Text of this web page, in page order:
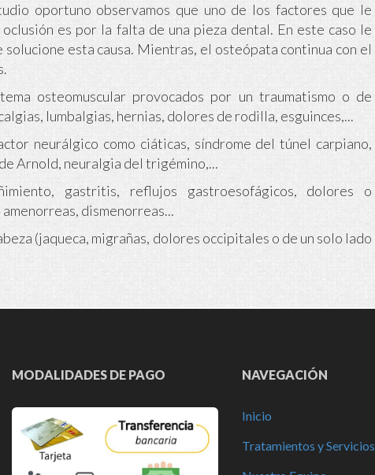
oportuno observamos que uno de los factores que le
es por la falta de una pieza dental. En este caso le
esta causa. Mientras, el osteópata continua con el
osteomuscular provocados por un traumatismo o de
lumbalgias, hernias, dolores de rodilla, esguinces,...
neurálgico como ciáticas, síndrome del túnel carpiano,
Arnold, neuralgia del trigémino,...
gastritis, reflujos gastroesofágicos, dolores o
dismenorreas...
(jaqueca, migrañas, dolores occipitales o de un solo lado
MODALIDADES DE PAGO NAVEGACIÓN
Inicio
Tratamientos y Servicios